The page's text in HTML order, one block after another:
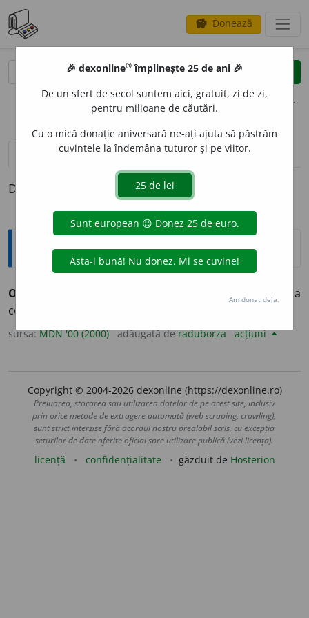
savings Donează
clear
opțiuni
definiții (1)
Definiția cu ID-ul 479320:
Explicative DEX
OCTROI
) a acorda ca pe o favoare, a
conceda o favoare. (<
sursa:MDN '00 (2000) adăugată deraduborza acțiuni
Copyright © 2004-2026 dexonline (https://dexonline.ro)
Preluarea, stocarea sau utilizarea datelor de pe acest site, inclusiv
prin orice metode de extragere automată (web scraping, crawling),
sunt strict interzise fără acordul nostru prealabil scris, cu excepția
seturilor de date oferite oficial spre utilizare publică (vezi licența).
licență confidențialitate găzduit de Hosterion
🎉 dexonline® împlinește 25 de ani 🎉
De un sfert de secol suntem aici, gratuit, zi de zi,
pentru milioane de căutări.
Cu o mică donație aniversară ne-ați ajuta să păstrăm
cuvintele la îndemâna tuturor și pe viitor.
Am donat deja.